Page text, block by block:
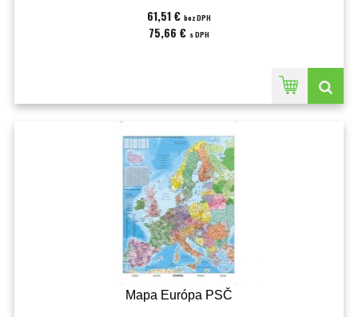
61,51 € bez DPH
75,66 € s DPH
Mapa Európa PSČ